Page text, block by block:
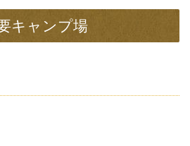
キャンプ場